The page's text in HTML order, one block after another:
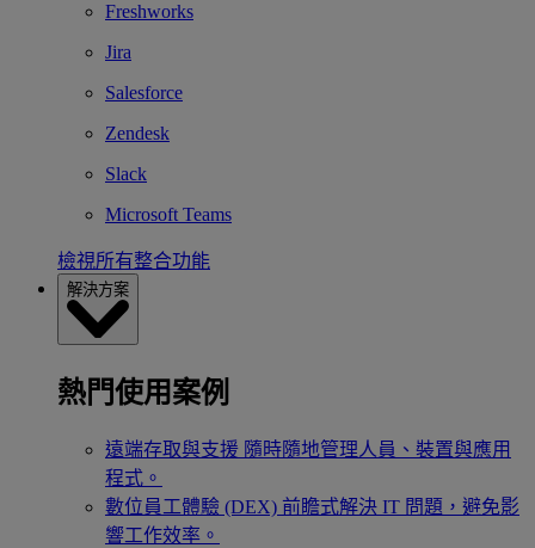
Freshworks
Jira
Salesforce
Zendesk
Slack
Microsoft Teams
檢視所有整合功能
解決方案
熱門使用案例
遠端存取與支援 隨時隨地管理人員、裝置與應用
程式。
數位員工體驗 (DEX) 前瞻式解決 IT 問題，避免影
響工作效率。